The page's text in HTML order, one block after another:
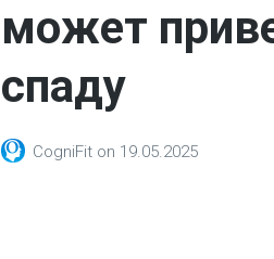
может
спаду
CogniFit on 19.05.2025